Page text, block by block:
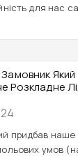
для нас
Розкладне
придбав
умов